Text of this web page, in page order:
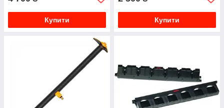
Купити Купити